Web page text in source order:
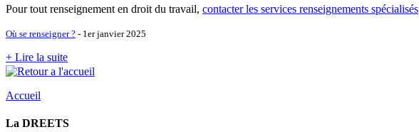
Pour tout renseignement en droit du travail, contacter les services renseignements spécialisés
Où se renseigner ? - 1er janvier 2025
+ Lire la suite
Accueil
La DREETS